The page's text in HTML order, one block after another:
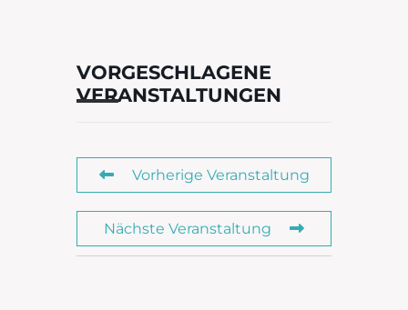
VORGESCHLAGENE
VERANSTALTUNGEN
Vorherige Veranstaltung
Nächste Veranstaltung